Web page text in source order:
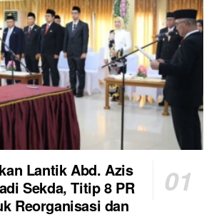
Lantik Abd. Azis
Sekda, Titip 8 PR
Reorganisasi dan